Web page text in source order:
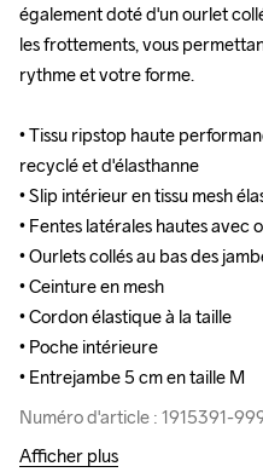
également doté d'un ourlet
les frottements, vous
rythme et votre forme.
• Tissu ripstop haute
recyclé et d'élasthanne
• Slip intérieur en tissu mesh
• Fentes latérales hautes avec
• Ourlets collés au bas des
• Ceinture en mesh
• Cordon élastique à la taille
• Poche intérieure
• Entrejambe 5 cm en taille M
Numéro d'article : 1915391-
également doté d'un ourlet
les frottements, vous
rythme et votre forme.
• Tissu ripstop haute
recyclé et d'élasthanne
• Slip intérieur en tissu mesh
• Fentes latérales hautes avec
• Ourlets collés au bas des
• Ceinture en mesh
• Cordon élastique à la taille
• Poche intérieure
• Entrejambe 5 cm en taille M
Numéro d'article : 1915391-
Afficher plus